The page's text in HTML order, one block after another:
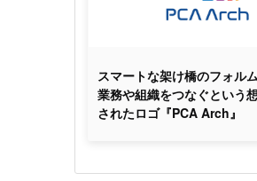
スマートな架け橋のフォル
業務や組織をつなぐという
されたロゴ『PCA Arch』